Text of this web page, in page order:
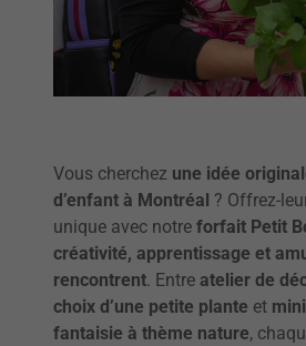
Vous cherchez une idée
d’enfant à Montréal ? Offrez-
unique avec notre forfait Petit
créativité, apprentissage et
rencontrent. Entre atelier de
choix d’une petite plante et
fantaisie à thème nature,